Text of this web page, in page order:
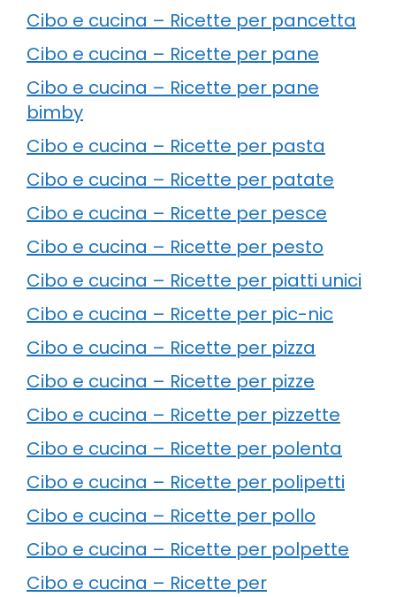
Cibo e cucina – Ricette per pancetta
Cibo e cucina – Ricette per pane
Cibo e cucina – Ricette per pane
bimby
Cibo e cucina – Ricette per pasta
Cibo e cucina – Ricette per patate
Cibo e cucina – Ricette per pesce
Cibo e cucina – Ricette per pesto
Cibo e cucina – Ricette per piatti unici
Cibo e cucina – Ricette per pic-nic
Cibo e cucina – Ricette per pizza
Cibo e cucina – Ricette per pizze
Cibo e cucina – Ricette per pizzette
Cibo e cucina – Ricette per polenta
Cibo e cucina – Ricette per polipetti
Cibo e cucina – Ricette per pollo
Cibo e cucina – Ricette per polpette
Cibo e cucina – Ricette per